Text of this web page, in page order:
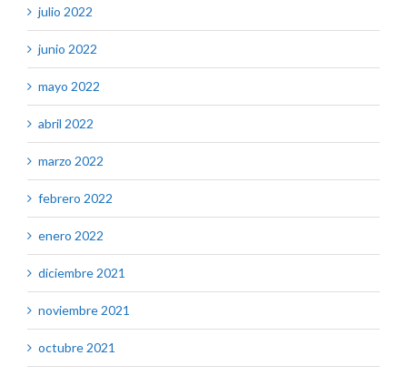
julio 2022
junio 2022
mayo 2022
abril 2022
marzo 2022
febrero 2022
enero 2022
diciembre 2021
noviembre 2021
octubre 2021